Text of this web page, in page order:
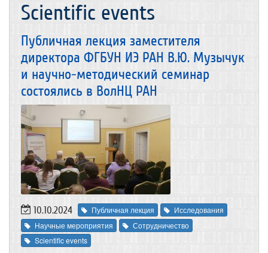
Scientific events
Публичная лекция заместителя
директора ФГБУН ИЭ РАН В.Ю. Музычук
и научно-методический семинар
состоялись в ВолНЦ РАН
10.10.2024 Публичная лекция
Исследования
Научные мероприятия
Сотрудничество
Scientific events